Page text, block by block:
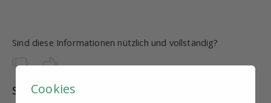
Sind diese Informationen nützlich und vollständig?
Spezifikationen
Cookies